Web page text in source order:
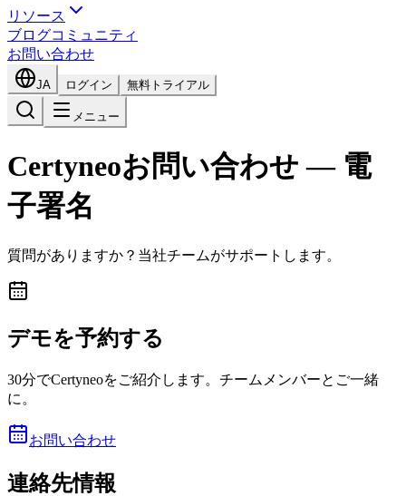
リソース
ブログコミュニティ
お問い合わせ
JA ログイン 無料トライアル
メニュー
Certyneoお問い合わせ — 電
子署名
質問がありますか？当社チームがサポートします。
デモを予約する
30分でCertyneoをご紹介します。チームメンバーとご一緒
に。
お問い合わせ
連絡先情報